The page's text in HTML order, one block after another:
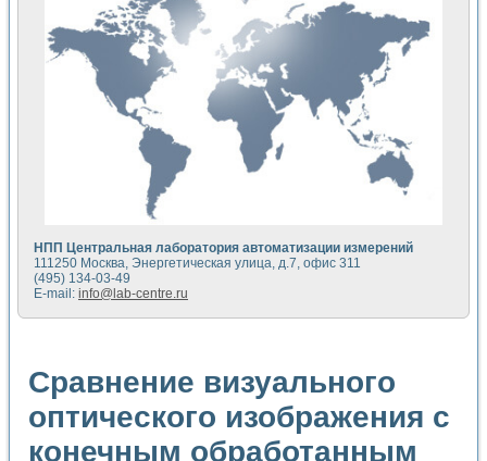
Применение среды LabVIEW для построения картины
Портативная система для определения показателей
Использование LabVIEW для управления источником
Устройство для снятия вольт-амперных характеристик
Передовые научные технологии: нано-, фемто-,
Автоматизированная установка по измерению временных
Автоматизированный лабораторный комплекс на базе
Визуализация моделирования и оптимизации тепловой
Виртуальный прибор для исследования функциональных
Исследование возможности создания экономичного
Исследование кинетики движения макрочастиц в
Метод прогнозирования свойств дисперсных продуктов
Недорогая система управления сверхпроводящим
Применение технологий NI в курсе экспериментальной
Расчет переноса аэрозоля и выпадения осадка в
Применение NI VISION для геометрического анализа в
Система температурной стабилизации
Управление движением с помощью программно -
Определение параметров всплывающих газовых
НПП Центральная лаборатория автоматизации измерений
111250 Москва, Энергетическая улица, д.7, офис 311
(495) 134-03-49
E-mail: info@lab-centre.ru
Сравнение визуального
оптического изображения с
конечным обработанным